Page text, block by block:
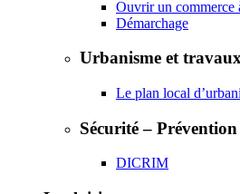
Ouvrir un commerce
Démarchage
Urbanisme et
Le plan local
Sécurité – Prévention
DICRIM